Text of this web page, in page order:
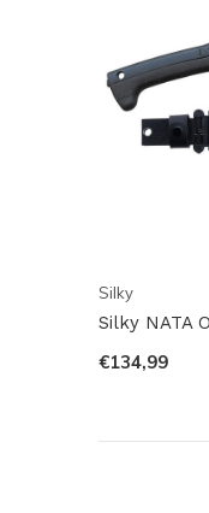
Silky
Silky NATA
€134,99